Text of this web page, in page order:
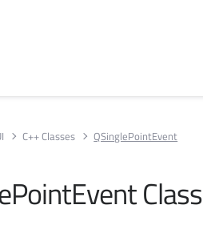
C++ Classes QSinglePointEvent
Class